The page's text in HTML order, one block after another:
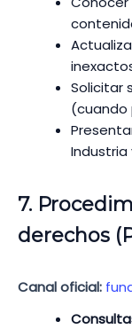
Solicitar
(cuando
Industria
7.
derechos
Canal oficial: